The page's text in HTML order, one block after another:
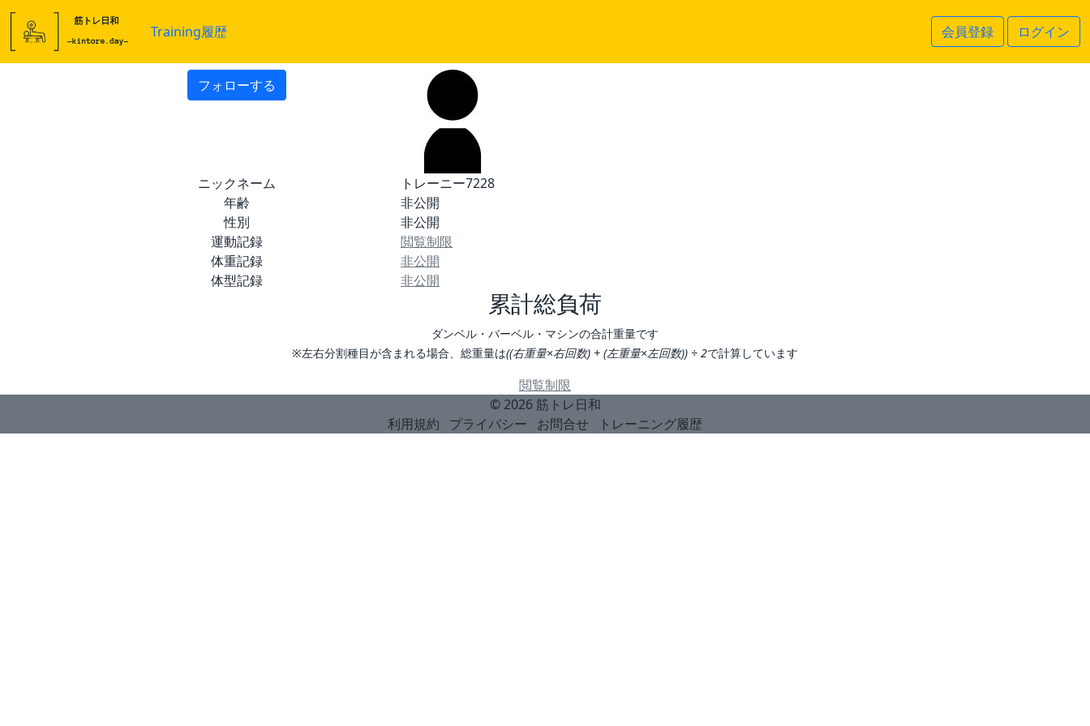
Training履歴 会員登録 ログイン
フォローする
ニックネーム
トレーニー7228
年齢
非公開
性別
非公開
運動記録
閲覧制限
体重記録
非公開
体型記録
非公開
累計総負荷
ダンベル・バーベル・マシンの合計重量です
※左右分割種目が含まれる場合、総重量は((右重量×右回数) + (左重量×左回数)) ÷ 2で計算しています
閲覧制限
© 2026 筋トレ日和
利用規約
プライバシー お問合せ トレーニング履歴